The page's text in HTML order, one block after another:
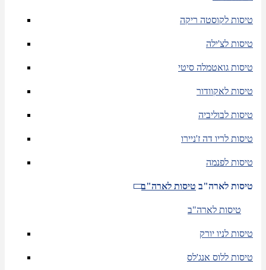
טיסות לקוסטה ריקה
טיסות לצ'ילה
טיסות גואטמלה סיטי
טיסות לאקוודור
טיסות לבוליביה
טיסות לריו דה ז'ניירו
טיסות לפנמה
טיסות לארה"ב טיסות לארה"ב
טיסות לארה"ב
טיסות לניו יורק
טיסות ללוס אנג'לס